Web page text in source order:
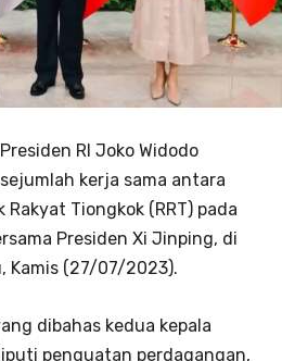
RI Joko Widodo
kerja sama antara
Rakyat Tiongkok (RRT) pada
Presiden Xi Jinping, di
Kamis (27/07/2023).
dibahas kedua kepala
penguatan perdagangan,